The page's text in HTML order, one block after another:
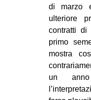
di marzo
ulteriore
contratti di
primo
mostra
un